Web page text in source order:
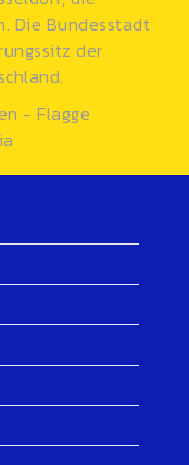
- Flagge